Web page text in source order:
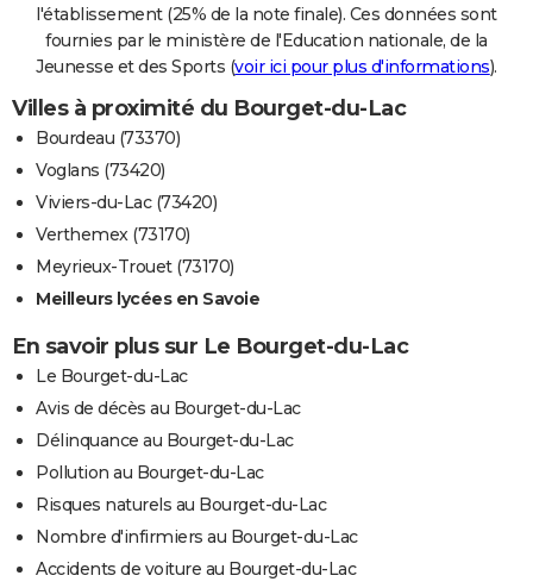
l'établissement (25% de la note finale). Ces données sont
fournies par le ministère de l'Education nationale, de la
Jeunesse et des Sports (voir ici pour plus d'informations).
Villes à proximité du Bourget-du-Lac
Bourdeau (73370)
Voglans (73420)
Viviers-du-Lac (73420)
Verthemex (73170)
Meyrieux-Trouet (73170)
Meilleurs lycées en Savoie
En savoir plus sur Le Bourget-du-Lac
Le Bourget-du-Lac
Avis de décès au Bourget-du-Lac
Délinquance au Bourget-du-Lac
Pollution au Bourget-du-Lac
Risques naturels au Bourget-du-Lac
Nombre d'infirmiers au Bourget-du-Lac
Accidents de voiture au Bourget-du-Lac